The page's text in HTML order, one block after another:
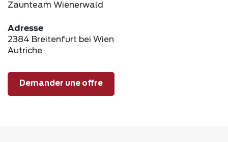
Zaunteam Wienerwald
Adresse
2384 Breitenfurt bei Wien
Autriche
Demander une offre